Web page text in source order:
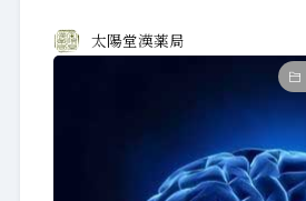
太陽堂漢薬局